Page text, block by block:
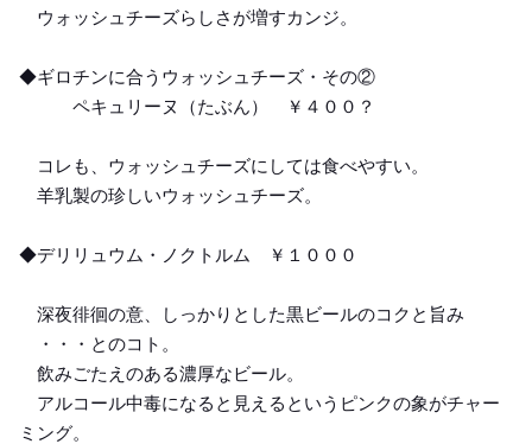
ウォッシュチーズらしさが増すカンジ。
◆ギロチンに合うウォッシュチーズ・その②
ペキュリーヌ（たぶん） ￥４００？
コレも、ウォッシュチーズにしては食べやすい。
羊乳製の珍しいウォッシュチーズ。
◆デリリュウム・ノクトルム ￥１０００
深夜徘徊の意、しっかりとした黒ビールのコクと旨み
・・・とのコト。
飲みごたえのある濃厚なビール。
アルコール中毒になると見えるというピンクの象がチャー
ミング。